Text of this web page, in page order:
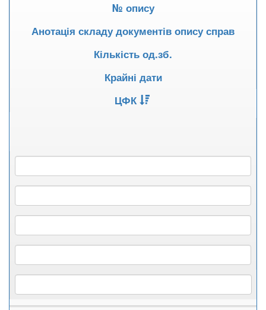
№ опису
Анотація складу документів опису справ
Кількість од.зб.
Крайні дати
ЦФК